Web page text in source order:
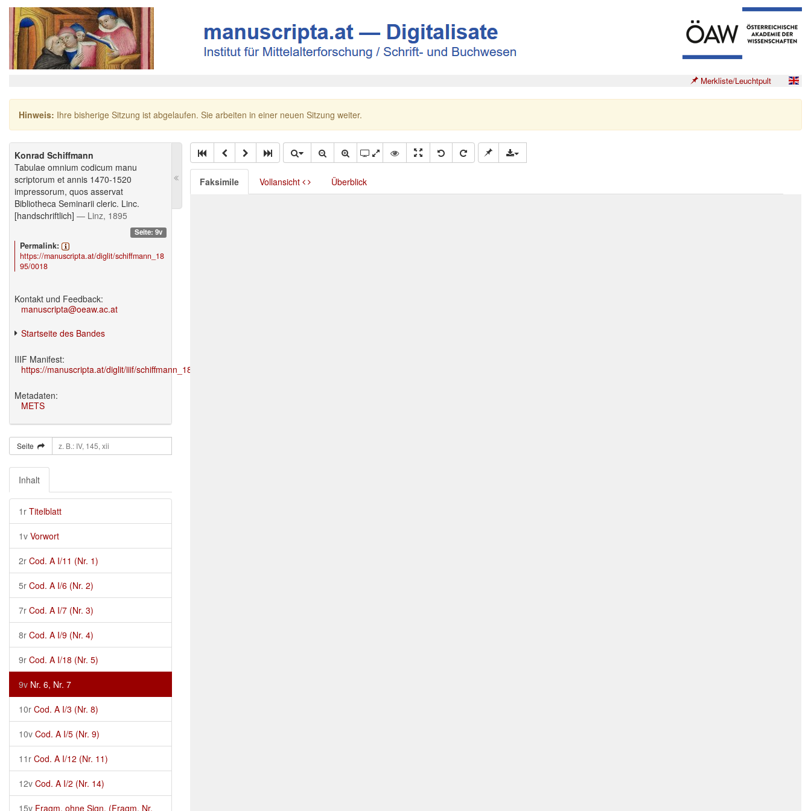
Merkliste/Leuchtpult
Hinweis: Ihre bisherige Sitzung ist abgelaufen. Sie arbeiten in einer neuen Sitzung weiter.
Konrad Schiffmann
Tabulae omnium codicum manu
scriptorum et annis 1470-1520
impressorum, quos asservat
Bibliotheca Seminarii cleric. Linc.
[handschriftlich] — Linz, 1895
Seite: 9v
Permalink:
https://manuscripta.at/diglit/schiffmann_18
95/0018
Kontakt und Feedback:
manuscripta@oeaw.ac.at
Startseite des Bandes
IIIF Manifest:
https://manuscripta.at/diglit/iiif/schiffmann_1895/manifest.json
Metadaten:
METS
Seite
Inhalt
1r Titelblatt
1v Vorwort
2r Cod. A I/11 (Nr. 1)
5r Cod. A I/6 (Nr. 2)
7r Cod. A I/7 (Nr. 3)
8r Cod. A I/9 (Nr. 4)
9r Cod. A I/18 (Nr. 5)
9v Nr. 6, Nr. 7
10r Cod. A I/3 (Nr. 8)
10v Cod. A I/5 (Nr. 9)
11r Cod. A I/12 (Nr. 11)
12v Cod. A I/2 (Nr. 14)
15v Fragm. ohne Sign. (Fragm. Nr.
Faksimile Vollansicht Überblick